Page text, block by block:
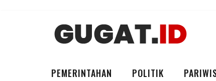
PEMERINTAHAN POLITIK